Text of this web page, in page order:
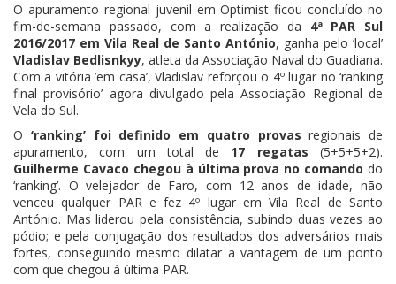
O apuramento regional juvenil em Optimist ficou concluído no
fim-de-semana passado, com a realização da 4ª PAR Sul
2016/2017 em Vila Real de Santo António, ganha pelo ‘local’
Vladislav Bedlisnkyy, atleta da Associação Naval do Guadiana.
Com a vitória ’em casa’, Vladislav reforçou o 4º lugar no ‘ranking
final provisório’ agora divulgado pela Associação Regional de
Vela do Sul.
O ‘ranking’ foi definido em quatro provas regionais de
apuramento, com um total de 17 regatas (5+5+5+2).
Guilherme Cavaco chegou à última prova no comando do
‘ranking’. O velejador de Faro, com 12 anos de idade, não
venceu qualquer PAR e fez 4º lugar em Vila Real de Santo
António. Mas liderou pela consistência, subindo duas vezes ao
pódio; e pela conjugação dos resultados dos adversários mais
fortes, conseguindo mesmo dilatar a vantagem de um ponto
com que chegou à última PAR.